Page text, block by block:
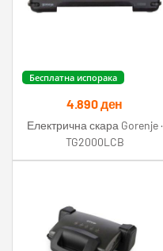
Бесплатна испорака
4.890ден
Електрична скара Gorenje ·
TG2000LCB